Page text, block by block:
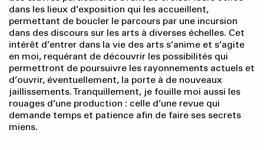
dans les lieux d’exposition qui les accueillent,
permettant de boucler le parcours par une incursion
dans des discours sur les arts à diverses échelles. Cet
intérêt d’entrer dans la vie des arts s’anime et s’agite
en moi, requérant de découvrir les possibilités qui
permettront de poursuivre les rayonnements actuels et
d’ouvrir, éventuellement, la porte à de nouveaux
jaillissements. Tranquillement, je fouille moi aussi les
rouages d’une production : celle d’une revue qui
demande temps et patience afin de faire ses secrets
miens.